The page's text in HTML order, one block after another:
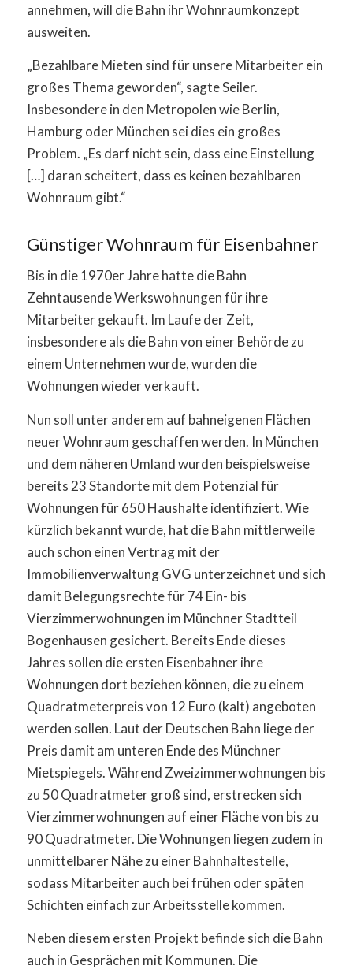
annehmen, will die Bahn ihr Wohnraumkonzept
ausweiten.
„Bezahlbare Mieten sind für unsere Mitarbeiter ein
großes Thema geworden“, sagte Seiler.
Insbesondere in den Metropolen wie Berlin,
Hamburg oder München sei dies ein großes
Problem. „Es darf nicht sein, dass eine Einstellung
[…] daran scheitert, dass es keinen bezahlbaren
Wohnraum gibt.“
Günstiger Wohnraum für Eisenbahner
Bis in die 1970er Jahre hatte die Bahn
Zehntausende Werkswohnungen für ihre
Mitarbeiter gekauft. Im Laufe der Zeit,
insbesondere als die Bahn von einer Behörde zu
einem Unternehmen wurde, wurden die
Wohnungen wieder verkauft.
Nun soll unter anderem auf bahneigenen Flächen
neuer Wohnraum geschaffen werden. In München
und dem näheren Umland wurden beispielsweise
bereits 23 Standorte mit dem Potenzial für
Wohnungen für 650 Haushalte identifiziert. Wie
kürzlich bekannt wurde, hat die Bahn mittlerweile
auch schon einen Vertrag mit der
Immobilienverwaltung GVG unterzeichnet und sich
damit Belegungsrechte für 74 Ein- bis
Vierzimmerwohnungen im Münchner Stadtteil
Bogenhausen gesichert. Bereits Ende dieses
Jahres sollen die ersten Eisenbahner ihre
Wohnungen dort beziehen können, die zu einem
Quadratmeterpreis von 12 Euro (kalt) angeboten
werden sollen. Laut der Deutschen Bahn liege der
Preis damit am unteren Ende des Münchner
Mietspiegels. Während Zweizimmerwohnungen bis
zu 50 Quadratmeter groß sind, erstrecken sich
Vierzimmerwohnungen auf einer Fläche von bis zu
90 Quadratmeter. Die Wohnungen liegen zudem in
unmittelbarer Nähe zu einer Bahnhaltestelle,
sodass Mitarbeiter auch bei frühen oder späten
Schichten einfach zur Arbeitsstelle kommen.
Neben diesem ersten Projekt befinde sich die Bahn
auch in Gesprächen mit Kommunen. Die